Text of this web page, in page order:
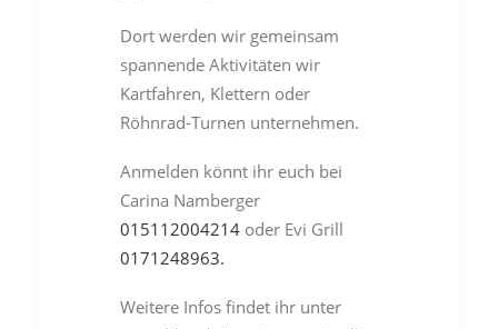
Dort werden wir gemeinsam
spannende Aktivitäten wir
Kartfahren, Klettern oder
Röhnrad-Turnen unternehmen.
Anmelden könnt ihr euch bei
Carina Namberger
015112004214 oder Evi Grill
0171248963.
Weitere Infos findet ihr unter